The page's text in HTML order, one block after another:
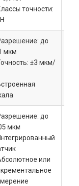
точности:
до
мкм
±3 мкм/
до
мкм
или